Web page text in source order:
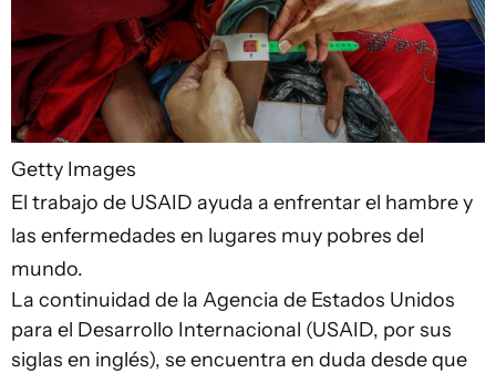
Getty Images
El trabajo de USAID ayuda a enfrentar el hambre y
las enfermedades en lugares muy pobres del
mundo.
La continuidad de la Agencia de Estados Unidos
para el Desarrollo Internacional (USAID, por sus
siglas en inglés), se encuentra en duda desde que